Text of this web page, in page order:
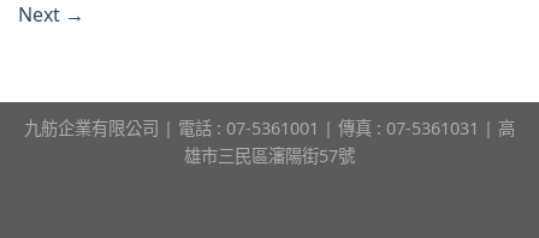
Next →
九舫企業有限公司 | 電話 : 07-5361001 | 傳真 : 07-5361031 | 高
雄市三民區瀋陽街57號